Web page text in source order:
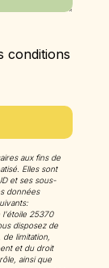
conditions
aux fins de
Elles sont
et ses sous-
données
l'étoile 25370
disposez de
limitation,
et du droit
ainsi que